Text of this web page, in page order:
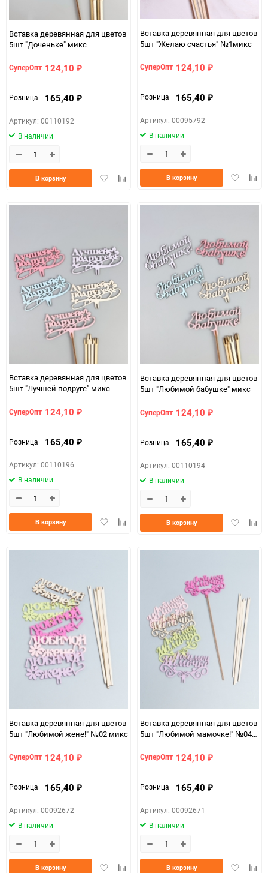
Вставка деревянная для цветов
5шт "Доченьке" микс
СуперОпт 124,10 ₽
Розница 165,40 ₽
Артикул: 00110192
В наличии
ДобавитьДобавить
В корзину
Вставка деревянная для цветов
5шт "Желаю счастья" №1микс
СуперОпт 124,10 ₽
Розница 165,40 ₽
Артикул: 00095792
В наличии
Добавить
В корзину
Вставка деревянная для цветов
5шт "Лучшей подруге" микс
СуперОпт 124,10 ₽
Розница 165,40 ₽
Артикул: 00110196
В наличии
ДобавитьДобавить
В корзину
Вставка деревянная для цветов
5шт "Любимой бабушке" микс
СуперОпт 124,10 ₽
Розница 165,40 ₽
Артикул: 00110194
В наличии
Добавить
В корзину
Вставка деревянная для цветов
5шт "Любимой жене!" №02 микс
СуперОпт 124,10 ₽
Розница 165,40 ₽
Артикул: 00092672
В наличии
ДобавитьДобавить
В корзину
Вставка деревянная для цветов
5шт "Любимой мамочке!" №04
СуперОпт 124,10 ₽
Розница 165,40 ₽
Артикул: 00092671
В наличии
Добавить
В корзину